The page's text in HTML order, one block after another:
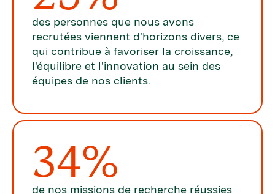
des personnes que nous avons
recrutées viennent d'horizons divers, ce
qui contribue à favoriser la croissance,
l'équilibre et l'innovation au sein des
équipes de nos clients.
34%
de nos missions de recherche réussies